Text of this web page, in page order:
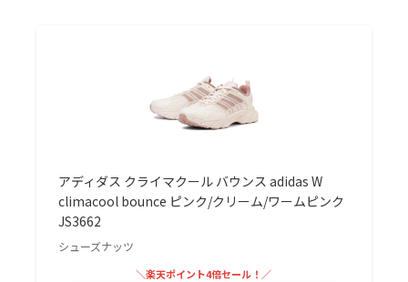
アディダス クライマクール バウンス adidas W
climacool bounce ピンク/クリーム/ワームピンク
JS3662
シューズナッツ
＼楽天ポイント4倍セール！／